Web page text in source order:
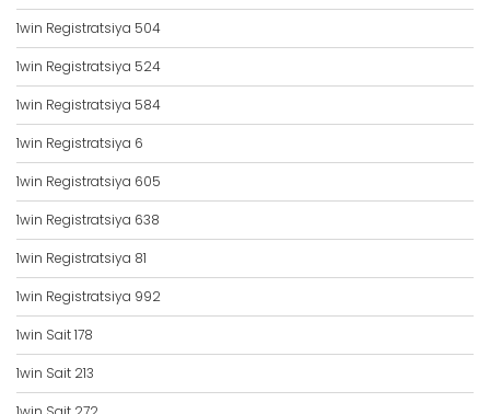
1win Registratsiya 504
1win Registratsiya 524
1win Registratsiya 584
1win Registratsiya 6
1win Registratsiya 605
1win Registratsiya 638
1win Registratsiya 81
1win Registratsiya 992
1win Sait 178
1win Sait 213